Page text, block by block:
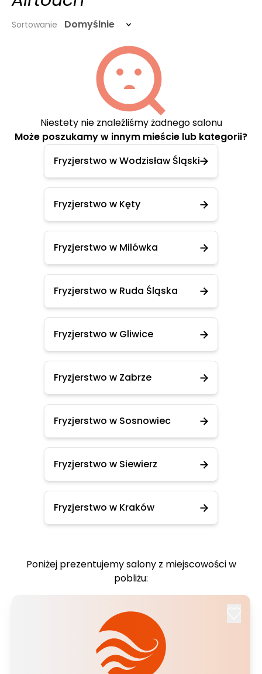
Sortowanie Domyślnie
Niestety nie znaleźliśmy żadnego salonu
Może poszukamy w innym mieście lub kategorii?
Fryzjerstwo w Wodzisław Śląski
Fryzjerstwo w Kęty
Fryzjerstwo w Milówka
Fryzjerstwo w Ruda Śląska
Fryzjerstwo w Gliwice
Fryzjerstwo w Zabrze
Fryzjerstwo w Sosnowiec
Fryzjerstwo w Siewierz
Fryzjerstwo w Kraków
Poniżej prezentujemy salony z miejscowości w
pobliżu: